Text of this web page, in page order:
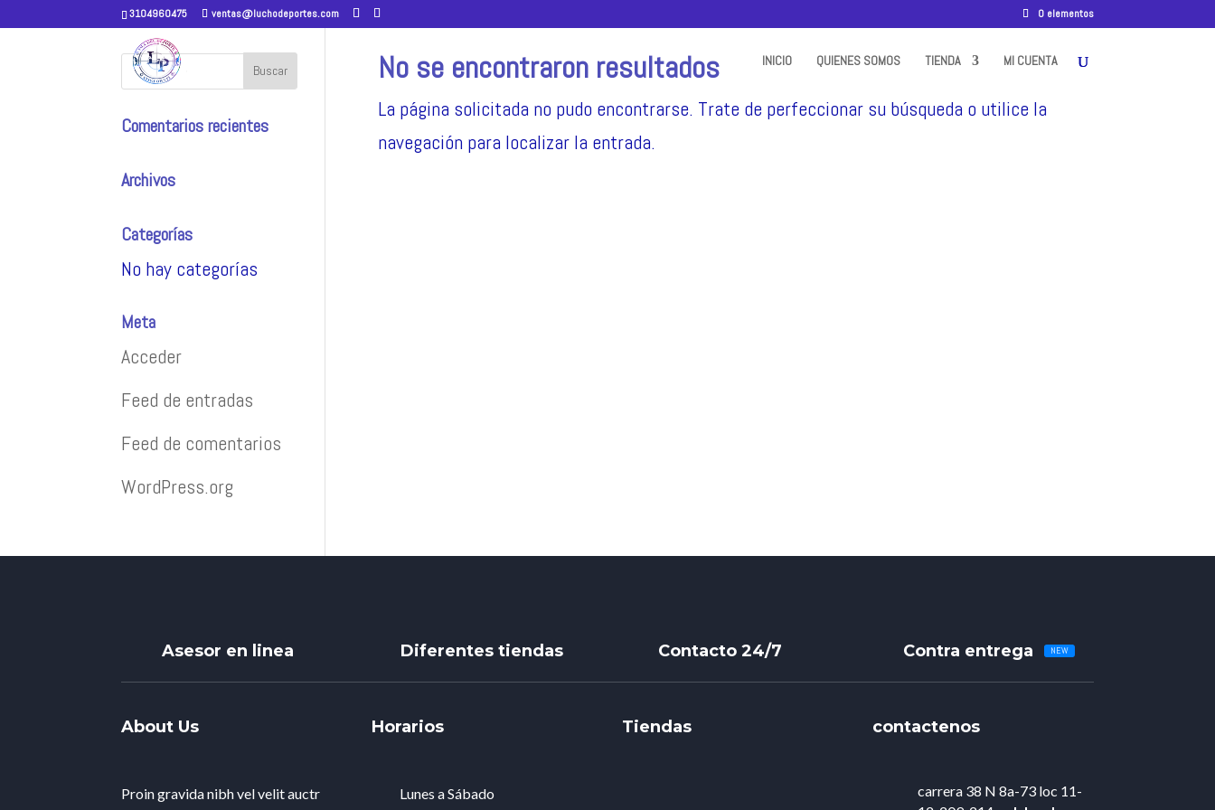
3104960475 ventas@luchodeportes.com 0 elementos
INICIO QUIENES SOMOS TIENDA MI CUENTA
No se encontraron resultados
La página solicitada no pudo encontrarse. Trate de perfeccionar su búsqueda o utilice la
navegación para localizar la entrada.
Comentarios recientes
Archivos
Categorías
No hay categorías
Meta
Acceder
Feed de entradas
Feed de comentarios
WordPress.org
Asesor en linea Diferentes tiendas Contacto 24/7 Contra entrega
About Us
Proin gravida nibh vel velit auctr
Horarios
Lunes a Sábado
Tiendas contactenos
carrera 38 N 8a-73 loc 11-